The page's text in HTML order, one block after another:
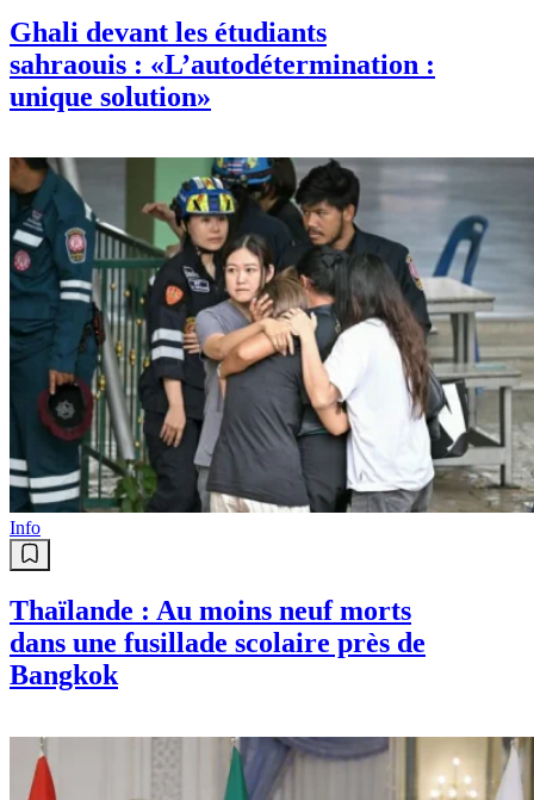
Ghali devant les étudiants
sahraouis : «L’autodétermination :
unique solution»
Info
Thaïlande : Au moins neuf morts
dans une fusillade scolaire près de
Bangkok